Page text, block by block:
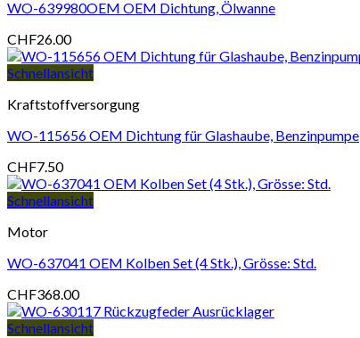
WO-639980OEM OEM Dichtung, Ölwanne
CHF26.00
Schnellansicht
Kraftstoffversorgung
WO-115656 OEM Dichtung für Glashaube, Benzinpumpe
CHF7.50
Schnellansicht
Motor
WO-637041 OEM Kolben Set (4 Stk.), Grösse: Std.
CHF368.00
Schnellansicht